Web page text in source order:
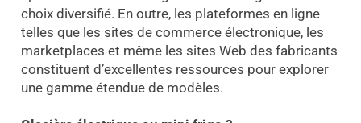
choix diversifié. En outre, les plateformes en ligne
telles que les sites de commerce électronique, les
marketplaces et même les sites Web des fabricants
constituent d’excellentes ressources pour explorer
une gamme étendue de modèles.